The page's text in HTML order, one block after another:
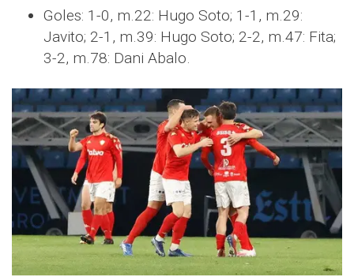
Goles: 1-0, m.22: Hugo Soto; 1-1, m.29:
Javito; 2-1, m.39: Hugo Soto; 2-2, m.47: Fita;
3-2, m.78: Dani Abalo.